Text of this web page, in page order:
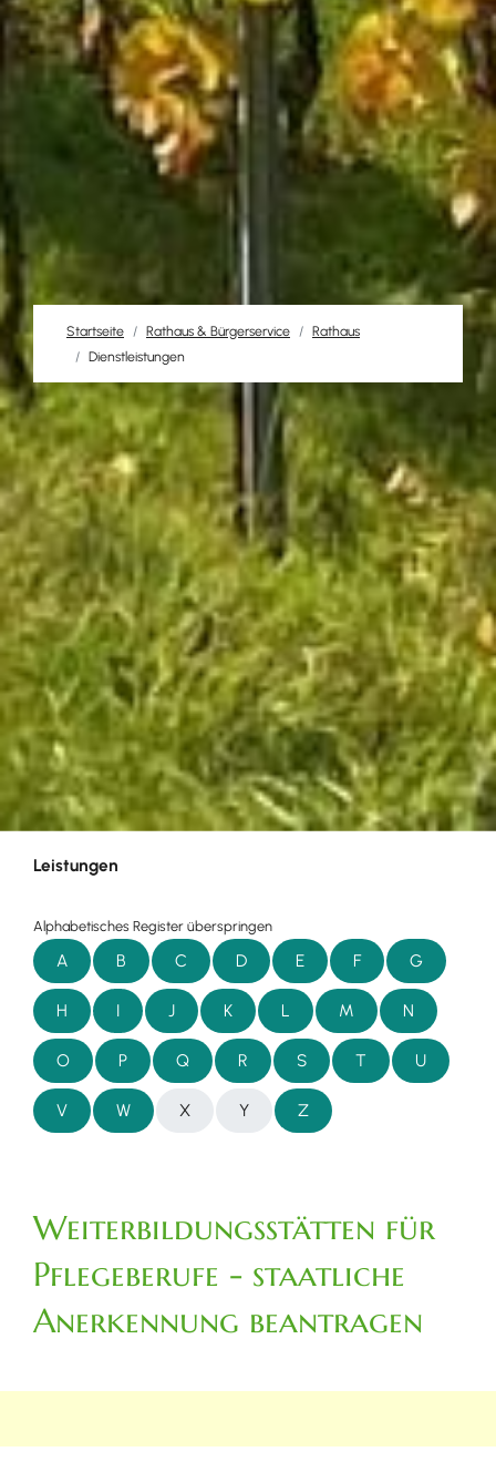
Startseite Rathaus & Bürgerservice
Rathaus
Dienstleistungen
Leistungen
Alphabetisches Register überspringen
A B C D E F G
H I J K L M N
O P Q R S T U
V W X Y Z
Weiterbildungsstätten für
Pflegeberufe - staatliche
Anerkennung beantragen